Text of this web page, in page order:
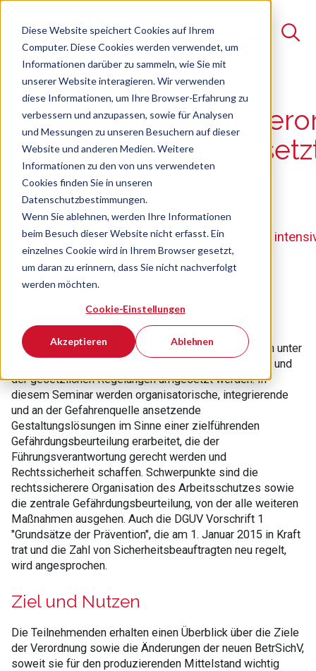
Diese Website speichert Cookies auf Ihrem
Computer. Diese Cookies werden verwendet, um
Informationen darüber zu sammeln, wie Sie mit
unserer Website interagieren. Wir verwenden
diese Informationen, um Ihre Browser-Erfahrung zu
verbessern und anzupassen, sowie für Analysen
und Messungen zu unseren Besuchern auf dieser
Website und anderen Medien. Weitere
Informationen zu den von uns verwendeten
Cookies finden Sie in unseren
Datenschutzbestimmungen.
Wenn Sie ablehnen, werden Ihre Informationen
beim Besuch dieser Website nicht erfasst. Ein
einzelnes Cookie wird in Ihrem Browser gesetzt,
um daran zu erinnern, dass Sie nicht nachverfolgt
werden möchten.
Cookie-Einstellungen
Akzeptieren Ablehnen
Suche
Es gibt keine Vorschläge, da das Suchfeld leer ist.
- Aufgabe für
Seminar Freie Plätze verfügbar
Arbeitssicherheit rechtssicher umsetzen (mit
der Gefährdungsbeurteilung)
Die Betriebssicherheitsverordnung stärkt die
Eigenverantwortung der Unternehmer und
Unternehmerinnen. Die Unternehmerpflichten müssen unter
Berücksichtigung eines präventiven Arbeitsschutzes und
der gesetzlichen Regelungen umgesetzt werden. In
diesem Seminar werden organisatorische, integrierende
und an der Gefahrenquelle ansetzende
Gestaltungslösungen im Sinne einer zielführenden
Gefährdungsbeurteilung erarbeitet, die der
Führungsverantwortung gerecht werden und
Rechtssicherheit schaffen. Schwerpunkte sind die
rechtssicherere Organisation des Arbeitsschutzes sowie
die zentrale Gefährdungsbeurteilung, von der alle weiteren
Maßnahmen ausgehen. Auch die DGUV Vorschrift 1
"Grundsätze der Prävention", die am 1. Januar 2015 in Kraft
trat und die Zahl von Sicherheitsbeauftragten neu regelt,
wird angesprochen.
Ziel und Nutzen
Die Teilnehmenden erhalten einen Überblick über die Ziele
der Verordnung sowie die Änderungen der neuen BetrSichV,
soweit sie für den produzierenden Mittelstand wichtig